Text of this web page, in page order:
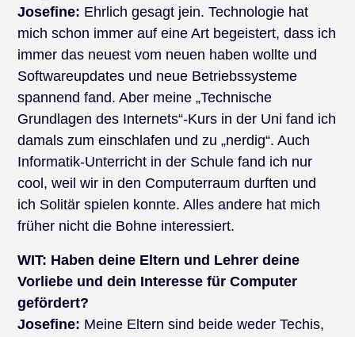
Josefine: Ehrlich gesagt jein. Technologie hat
mich schon immer auf eine Art begeistert, dass ich
immer das neuest vom neuen haben wollte und
Softwareupdates und neue Betriebssysteme
spannend fand. Aber meine „Technische
Grundlagen des Internets“-Kurs in der Uni fand ich
damals zum einschlafen und zu „nerdig“. Auch
Informatik-Unterricht in der Schule fand ich nur
cool, weil wir in den Computerraum durften und
ich Solitär spielen konnte. Alles andere hat mich
früher nicht die Bohne interessiert.
WIT: Haben deine Eltern und Lehrer deine
Vorliebe und dein Interesse für Computer
gefördert?
Josefine: Meine Eltern sind beide weder Techis,